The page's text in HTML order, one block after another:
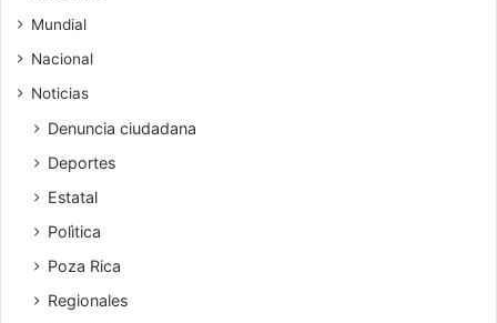
Mundial
Nacional
Noticias
Denuncia ciudadana
Deportes
Estatal
Polìtica
Poza Rica
Regionales